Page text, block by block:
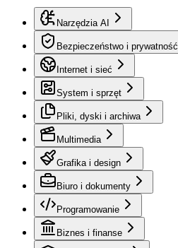
Narzędzia AI
Bezpieczeństwo i prywatność
Internet i sieć
System i sprzęt
Pliki, dyski i archiwa
Multimedia
Grafika i design
Biuro i dokumenty
Programowanie
Biznes i finanse